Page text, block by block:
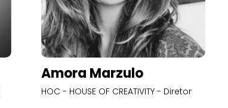
Amora Marzulo
HOC - HOUSE OF CREATIVITY - Diretor